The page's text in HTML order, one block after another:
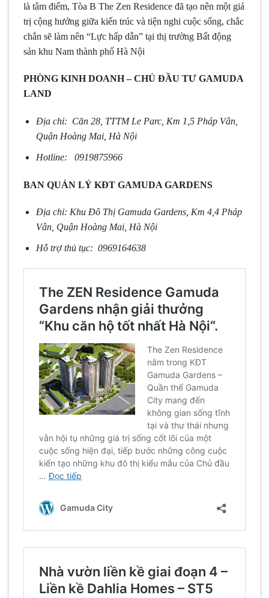
là tâm điểm, Tòa B The Zen Residence đã tạo nên một giá
trị cộng hưởng giữa kiến trúc và tiện nghi cuộc sống, chắc
chắn sẽ làm nên “Lực hấp dẫn” tại thị trường Bất động
sản khu Nam thành phố Hà Nội
PHÒNG KINH DOANH – CHỦ ĐẦU TƯ GAMUDA
LAND
Địa chỉ: Căn 28, TTTM Le Parc, Km 1,5 Pháp Vân,
Quận Hoàng Mai, Hà Nội
Hotline: 0919875966
BAN QUẢN LÝ KĐT GAMUDA GARDENS
Địa chỉ: Khu Đô Thị Gamuda Gardens, Km 4,4 Pháp
Vân, Quận Hoàng Mai, Hà Nội
Hỗ trợ thủ tục: 0969164638